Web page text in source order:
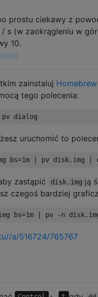
prostu ciekawy z
/ s (w zaokrągleniu w
10.
zainstaluj
tego polecenia:
dialog
uruchomić to
bs=1m | pv disk. img |
zastąpić disk.img ją
czegoś bardziej
bs=1m | pv -n disk.
a/516724/765767